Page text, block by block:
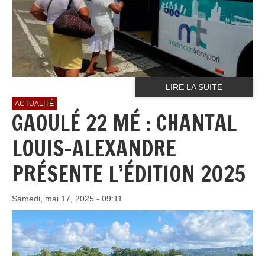
LIRE LA SUITE
ACTUALITÉ
GAOULÉ 22 MÉ : CHANTAL
LOUIS-ALEXANDRE
PRÉSENTE L’ÉDITION 2025
Samedi, mai 17, 2025 - 09:11